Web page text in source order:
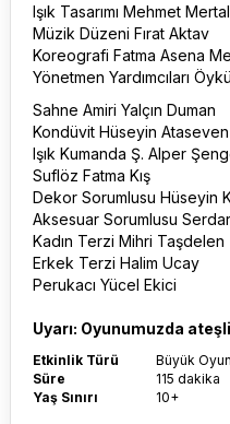
Işık Tasarımı Mehmet Mertal
Müzik Düzeni Fırat Aktav
Koreografi Fatma Asena
Yönetmen Yardımcıları
Sahne Amiri Yalçın Duman
Kondüvit Hüseyin Ataseven
Işık Kumanda Ş. Alper
Suflöz Fatma Kış
Dekor Sorumlusu Hüseyin
Aksesuar Sorumlusu
Kadın Terzi Mihri Taşdelen
Erkek Terzi Halim Ucay
Perukacı Yücel Ekici
Uyarı: Oyunumuzda
Etkinlik Türü
Büyük
Süre
115 dakika
Yaş Sınırı
10+